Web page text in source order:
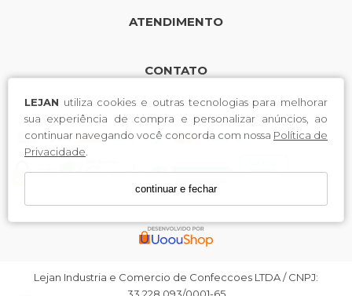
LEJAN utiliza cookies e outras tecnologias para melhorar
sua experiência de compra e personalizar anúncios, ao
continuar navegando você concorda com nossa Política de
Privacidade.
continuar e fechar
ATENDIMENTO
CONTATO
Lejan Industria e Comercio de Confeccoes LTDA / CNPJ:
33.228.093/0001-65